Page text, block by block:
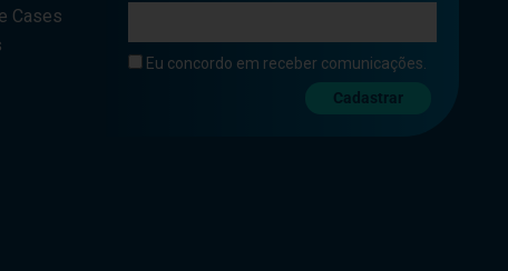
Cases
Eu concordo em receber comunicações.
Cadastrar